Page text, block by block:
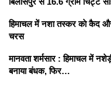
हिमाचल में नशा तस्कर काे कैद
चरस
मानवता शर्मसार : हिमाचल में
बनाया बंधक, फिर…